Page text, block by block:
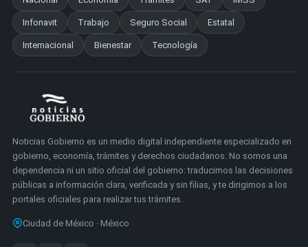
Infonavit Trabajo Seguro Social Estatal
Internacional Bienestar Tecnología
Noticias Gobierno es un medio digital independiente especializado en
gobierno, economía, trámites y derechos ciudadanos. No somos una
dependencia ni un sitio oficial del gobierno: traducimos las decisiones
públicas a información clara, verificada y sin filias, y te dirigimos a los
portales oficiales para realizar tus trámites.
Ciudad de México · México